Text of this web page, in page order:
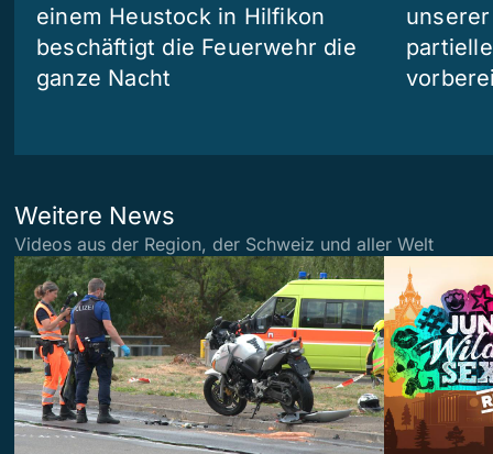
einem Heustock in Hilfikon
beschäftigt die Feuerwehr die
ganze Nacht
Weitere News
Videos aus der Region, der Schweiz und aller Welt